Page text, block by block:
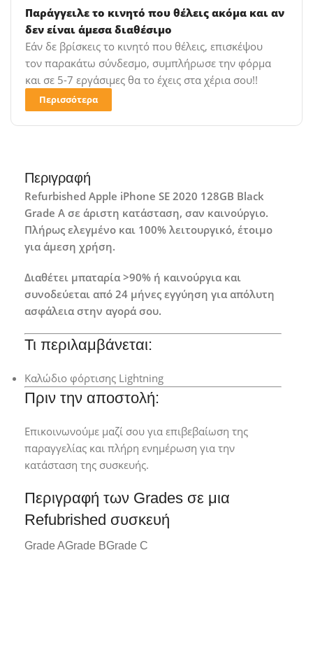
Παράγγειλε το κινητό που θέλεις ακόμα και αν
δεν είναι άμεσα διαθέσιμο
Εάν δε βρίσκεις το κινητό που θέλεις, επισκέψου
τον παρακάτω σύνδεσμο, συμπλήρωσε την φόρμα
και σε 5-7 εργάσιμες θα το έχεις στα χέρια σου!!
Περισσότερα
Περιγραφή
Refurbished Apple iPhone SE 2020 128GB Black
Grade A σε άριστη κατάσταση, σαν καινούργιο.
Πλήρως ελεγμένο και 100% λειτουργικό, έτοιμο
για άμεση χρήση.
Διαθέτει μπαταρία >90% ή καινούργια και
συνοδεύεται από 24 μήνες εγγύηση για απόλυτη
ασφάλεια στην αγορά σου.
Τι περιλαμβάνεται:
Καλώδιο φόρτισης Lightning
Πριν την αποστολή:
Επικοινωνούμε μαζί σου για επιβεβαίωση της
παραγγελίας και πλήρη ενημέρωση για την
κατάσταση της συσκευής.
Περιγραφή των Grades σε μια
Refubrished συσκευή
Grade AGrade BGrade C